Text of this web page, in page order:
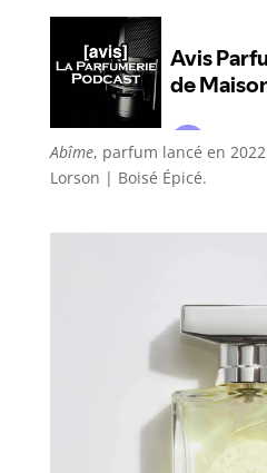
Abîme, parfum lancé en
Lorson | Boisé Épicé.